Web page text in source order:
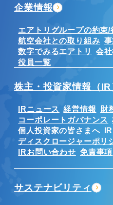
企業情報
エアトリグループの約束/
航空会社との取り組み
数字でみるエアトリ
会
役員一覧
株主・投資家情報（IR
IRニュース 経営情報 財
コーポレートガバナンス
個人投資家の皆さまへ
ディスクロージャーポリ
IRお問い合わせ 免責事項
サステナビリティ